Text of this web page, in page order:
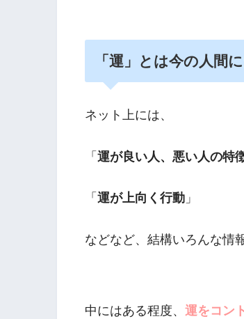
「運」とは今の人間
ネット上には、
「 運が良い人、悪い人の特
「 運が上向く行動 」
などなど、結構いろんな情
中にはある程度、 運をコン